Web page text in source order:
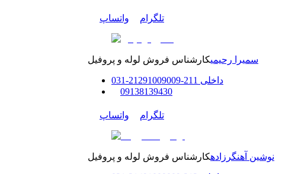
تلگرام واتساپ
سمیرا رحیمیکارشناس فروش لوله و پروفیل
داخلی 211-212
91009009
-
031
09138139430
تلگرام واتساپ
نوشین آهنگرزادهکارشناس فروش لوله و پروفیل